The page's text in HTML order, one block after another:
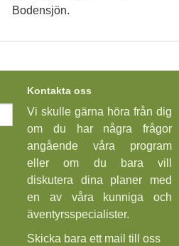
Bodensjön.
Kontakta oss
Vi skulle gärna höra från dig
om du har några frågor
angående våra program
eller om du bara vill
diskutera dina planer med
en av våra kunniga och
äventyrsspecialister.
Skicka bara ett mail till oss